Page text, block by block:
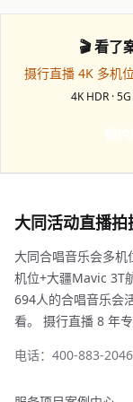
🎬 看了
摄行直播 4K 多机
4K HDR ·
大同活动直播
大同合唱音乐会多
机位+大疆Mavic 3T
694人的合唱音乐会
看。 摄行直播 8 年
电话：400-883-2046